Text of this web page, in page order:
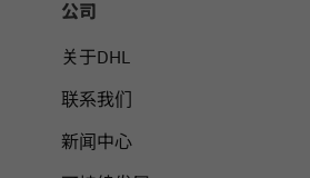
公司
关于DHL
联系我们
新闻中心